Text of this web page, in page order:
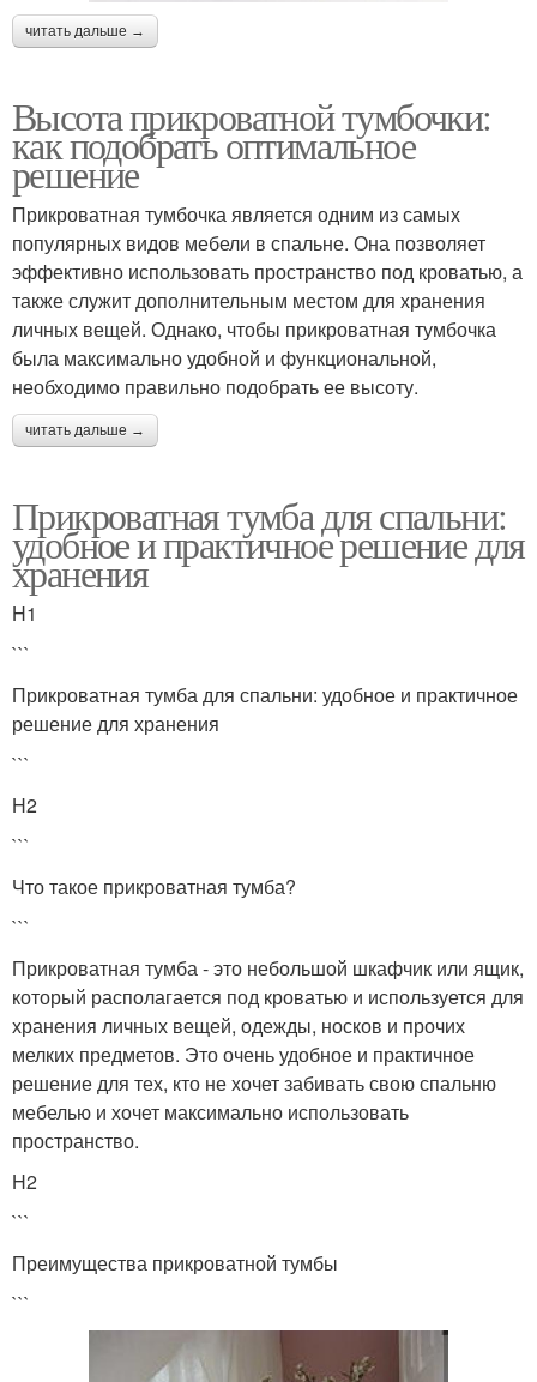
читать дальше →
Высота прикроватной тумбочки:
как подобрать оптимальное
решение
Прикроватная тумбочка является одним из самых
популярных видов мебели в спальне. Она позволяет
эффективно использовать пространство под кроватью, а
также служит дополнительным местом для хранения
личных вещей. Однако, чтобы прикроватная тумбочка
была максимально удобной и функциональной,
необходимо правильно подобрать ее высоту.
читать дальше →
Прикроватная тумба для спальни:
удобное и практичное решение для
хранения
H1
```
Прикроватная тумба для спальни: удобное и практичное
решение для хранения
```
H2
```
Что такое прикроватная тумба?
```
Прикроватная тумба - это небольшой шкафчик или ящик,
который располагается под кроватью и используется для
хранения личных вещей, одежды, носков и прочих
мелких предметов. Это очень удобное и практичное
решение для тех, кто не хочет забивать свою спальню
мебелью и хочет максимально использовать
пространство.
H2
```
Преимущества прикроватной тумбы
```